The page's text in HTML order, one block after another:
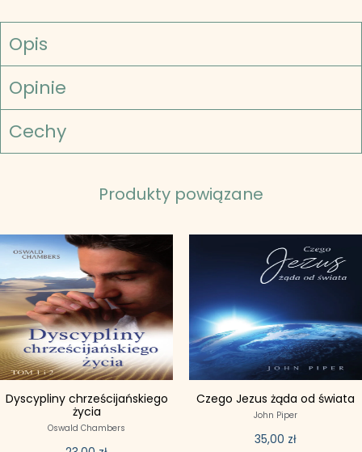
Opis
Opinie
Cechy
Produkty powiązane
Dyscypliny chrześcijańskiego
życia
Oswald Chambers
Czego Jezus żąda od świata
John Piper
35,00 zł